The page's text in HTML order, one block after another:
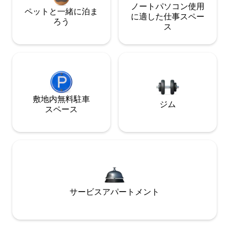
ペットと一緒に泊ま
ろう
ノートパソコン使用
に適した仕事スペー
ス
敷地内無料駐⁠車
ス⁠ペ⁠ー⁠ス
ジム
サービスアパートメント